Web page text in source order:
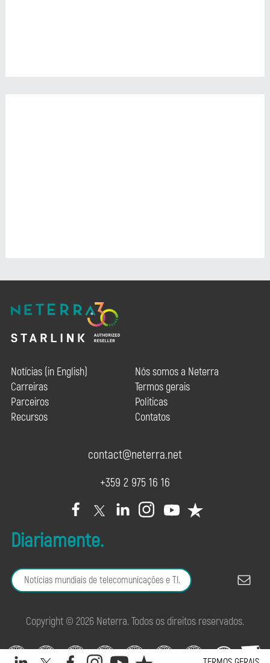
Notícias (in English)
Carreiras
Parceiros
Recursos
Nós somos a Neterra
Termos gerais
Politicas
Contatos
contact@neterra.net
+359 2 975 16 16
Diariamente.
Copyright © 2026 Neterra. Todos os direitos reservados.